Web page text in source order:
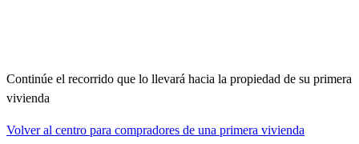
Continúe el recorrido que lo llevará hacia la propiedad de su primera
vivienda
Volver al centro para compradores de una primera vivienda